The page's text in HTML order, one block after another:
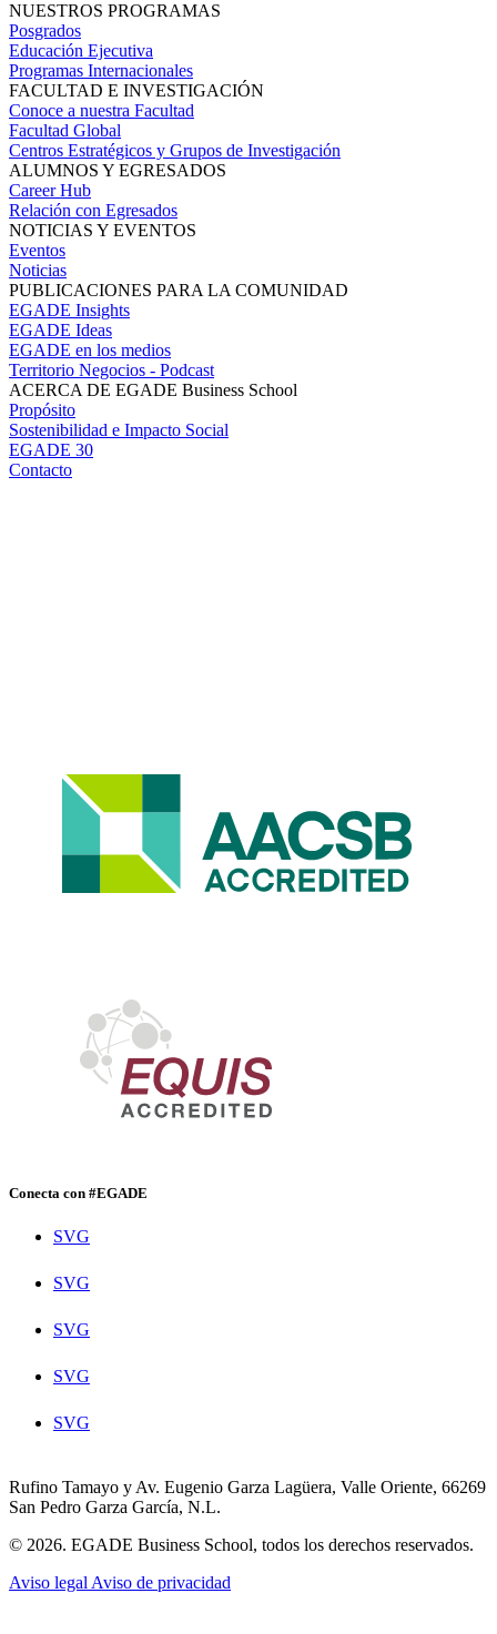
NUESTROS PROGRAMAS
Posgrados
Educación Ejecutiva
Programas Internacionales
FACULTAD E INVESTIGACIÓN
Conoce a nuestra Facultad
Facultad Global
Centros Estratégicos y Grupos de Investigación
ALUMNOS Y EGRESADOS
Career Hub
Relación con Egresados
NOTICIAS Y EVENTOS
Eventos
Noticias
PUBLICACIONES PARA LA COMUNIDAD
EGADE Insights
EGADE Ideas
EGADE en los medios
Territorio Negocios - Podcast
ACERCA DE EGADE Business School
Propósito
Sostenibilidad e Impacto Social
EGADE 30
Contacto
Conecta con #EGADE
SVG
SVG
SVG
SVG
SVG
Rufino Tamayo y Av. Eugenio Garza Lagüera, Valle Oriente, 66269
San Pedro Garza García, N.L.
© 2026. EGADE Business School, todos los derechos reservados.
Aviso legal Aviso de privacidad